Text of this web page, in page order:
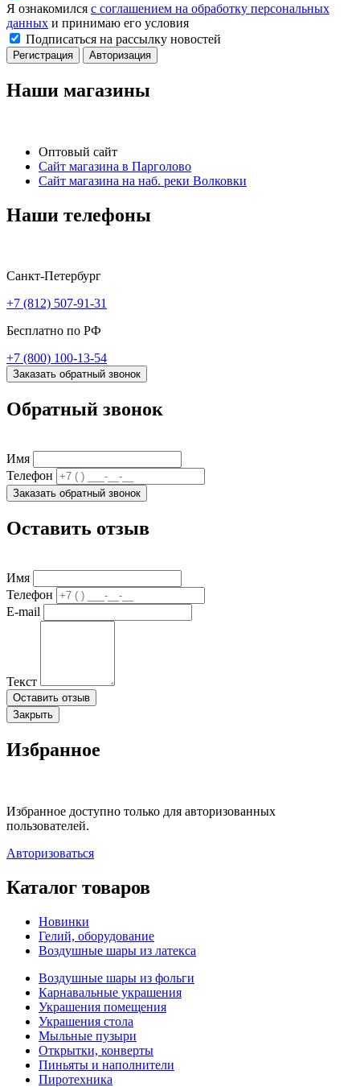
Я ознакомился с соглашением на обработку персональных
данных и принимаю его условия
Подписаться на рассылку новостей
Регистрация Авторизация
Наши магазины
Оптовый сайт
Сайт магазина в Парголово
Сайт магазина на наб. реки Волковки
Наши телефоны
Санкт-Петербург
+7 (812) 507-91-31
Бесплатно по РФ
+7 (800) 100-13-54
Заказать обратный звонок
Обратный звонок
Имя
Телефон
Заказать обратный звонок
Оставить отзыв
Имя
Телефон
E-mail
Текст
Оставить отзыв
Закрыть
Избранное
Избранное доступно только для авторизованных
пользователей.
Авторизоваться
Каталог товаров
Новинки
Гелий, оборудование
Воздушные шары из латекса
Воздушные шары из фольги
Карнавальные украшения
Украшения помещения
Украшения стола
Мыльные пузыри
Открытки, конверты
Пиньяты и наполнители
Пиротехника